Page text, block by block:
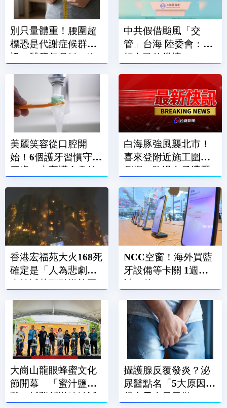
別只量體重！腰圍超
標恐是代謝症候群警
訊 醫籲每月量一次
中共假借颱風「交
管」台海 陸委會：顧
好自己的災情
美麗笑容從口腔開
始！6個護牙習慣守住
牙齒 也守護全身健
白海豚強風襲北市！
喜來登附近施工圍籬
倒塌 路過女子遭壓
香港宏福苑大火168死
確定是「人為悲劇」
未熄滅菸頭引燃施工
NCC空窗！海外買藍
牙設備等卡關 1週累
計86件
大崗山龍眼蜂蜜文化
節開幕 「蜜汁鹽酥
雞」鹹甜新滋味掀話
攝護腺反覆發炎？泌
尿醫點名「5大原因」
很多男人天天做